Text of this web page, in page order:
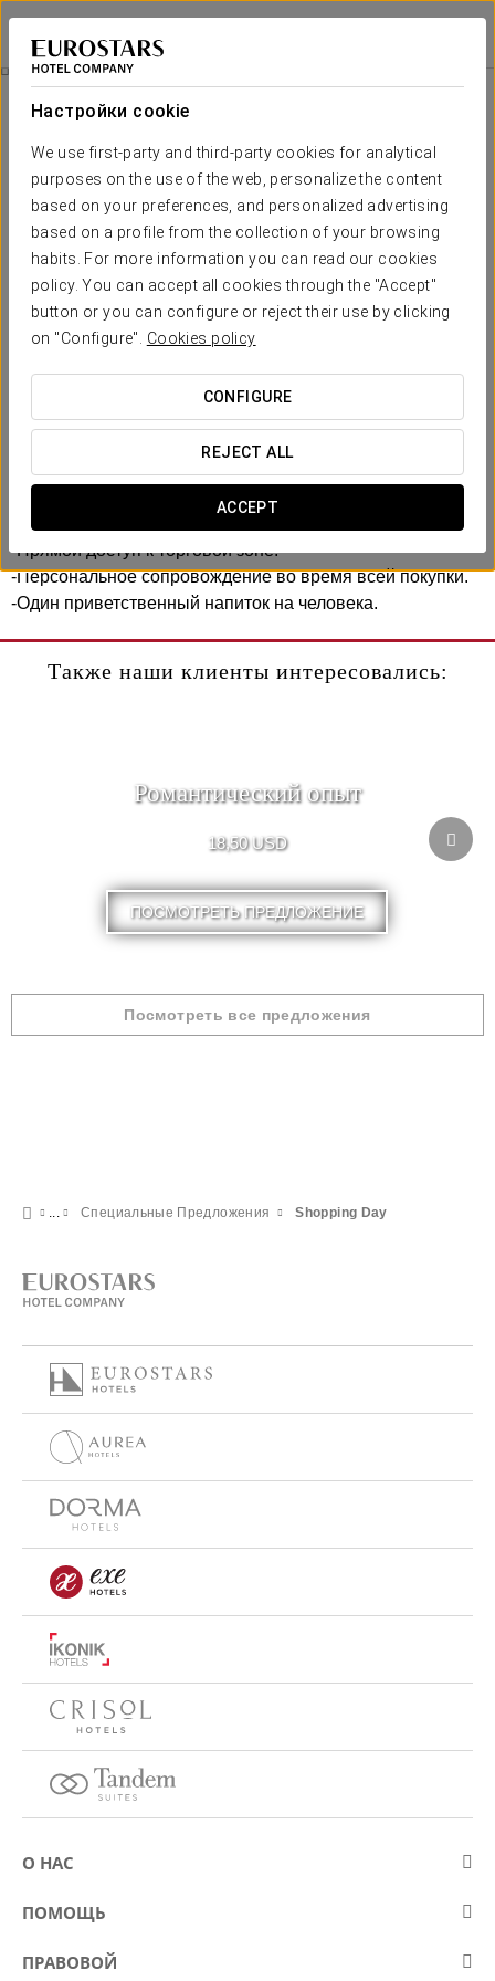
Настройки cookie
We use first-party and third-party cookies for analytical
purposes on the use of the web, personalize the content
based on your preferences, and personalized advertising
based on a profile from the collection of your browsing
habits. For more information you can read our cookies
policy. You can accept all cookies through the "Accept"
button or you can configure or reject their use by clicking
on "Configure". Cookies policy
CONFIGURE
REJECT ALL
ACCEPT
Exe Oriental Panamá
ПАНАМА (ГОРОД)
Shopping Day
59 долларов США на человека
Shopping day
Насладитесь шопингом в Зоне свободной торговли
Колона — одном из крупнейших торговых раев мира.
-Трансфер туда и обратно.
-Прямой доступ к торговой зоне.
-Персональное сопровождение во время всей покупки.
-Один приветственный напиток на человека.
Также наши клиенты интересовались:
Романтический опыт
18,50 USD
ПОСМОТРЕТЬ ПРЕДЛОЖЕНИЕ
Посмотреть все предложения
Специальные Предложения Shopping Day
О НАС
О компании Eurostars Hotel Company
Kонкурсы
ПОМОЩЬ
Контакт
ПРАВОВОЙ